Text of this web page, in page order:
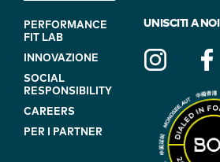
FOOTER
NAVIGATION
(ON
BLUE)
PERFORMANCE
FIT LAB
INNOVAZIONE
SOCIAL
RESPONSIBILITY
CAREERS
PER I PARTNER
UNISCITI A NOI